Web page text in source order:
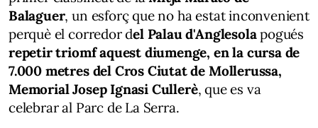
Balaguer, un esforç que no ha estat inconvenient
perquè el corredor del Palau d'Anglesolapogués
repetir triomf aquest diumenge, en la cursa de
7.000 metres del Cros Ciutat de Mollerussa,
Memorial Josep Ignasi Cullerè, que es va
celebrar al Parc de La Serra.